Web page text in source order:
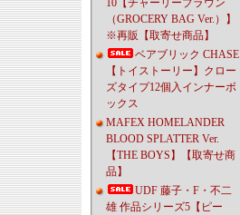
10【チャーリーブラウン
（GROCERY BAG Ver.）】
※再販【取寄せ商品】
ベアブリック CHASE
【トイストーリー】クロー
ズタイプ12個入インナーボ
ックス
MAFEX HOMELANDER
BLOOD SPLATTER Ver.
【THE BOYS】【取寄せ商
品】
UDF 藤子・F・不二
雄 作品シリーズ5【ピー